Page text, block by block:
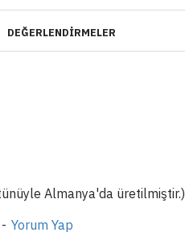
DEĞERLENDIRMELER
Almanya'da üretilmiştir.)
- Yorum Yap